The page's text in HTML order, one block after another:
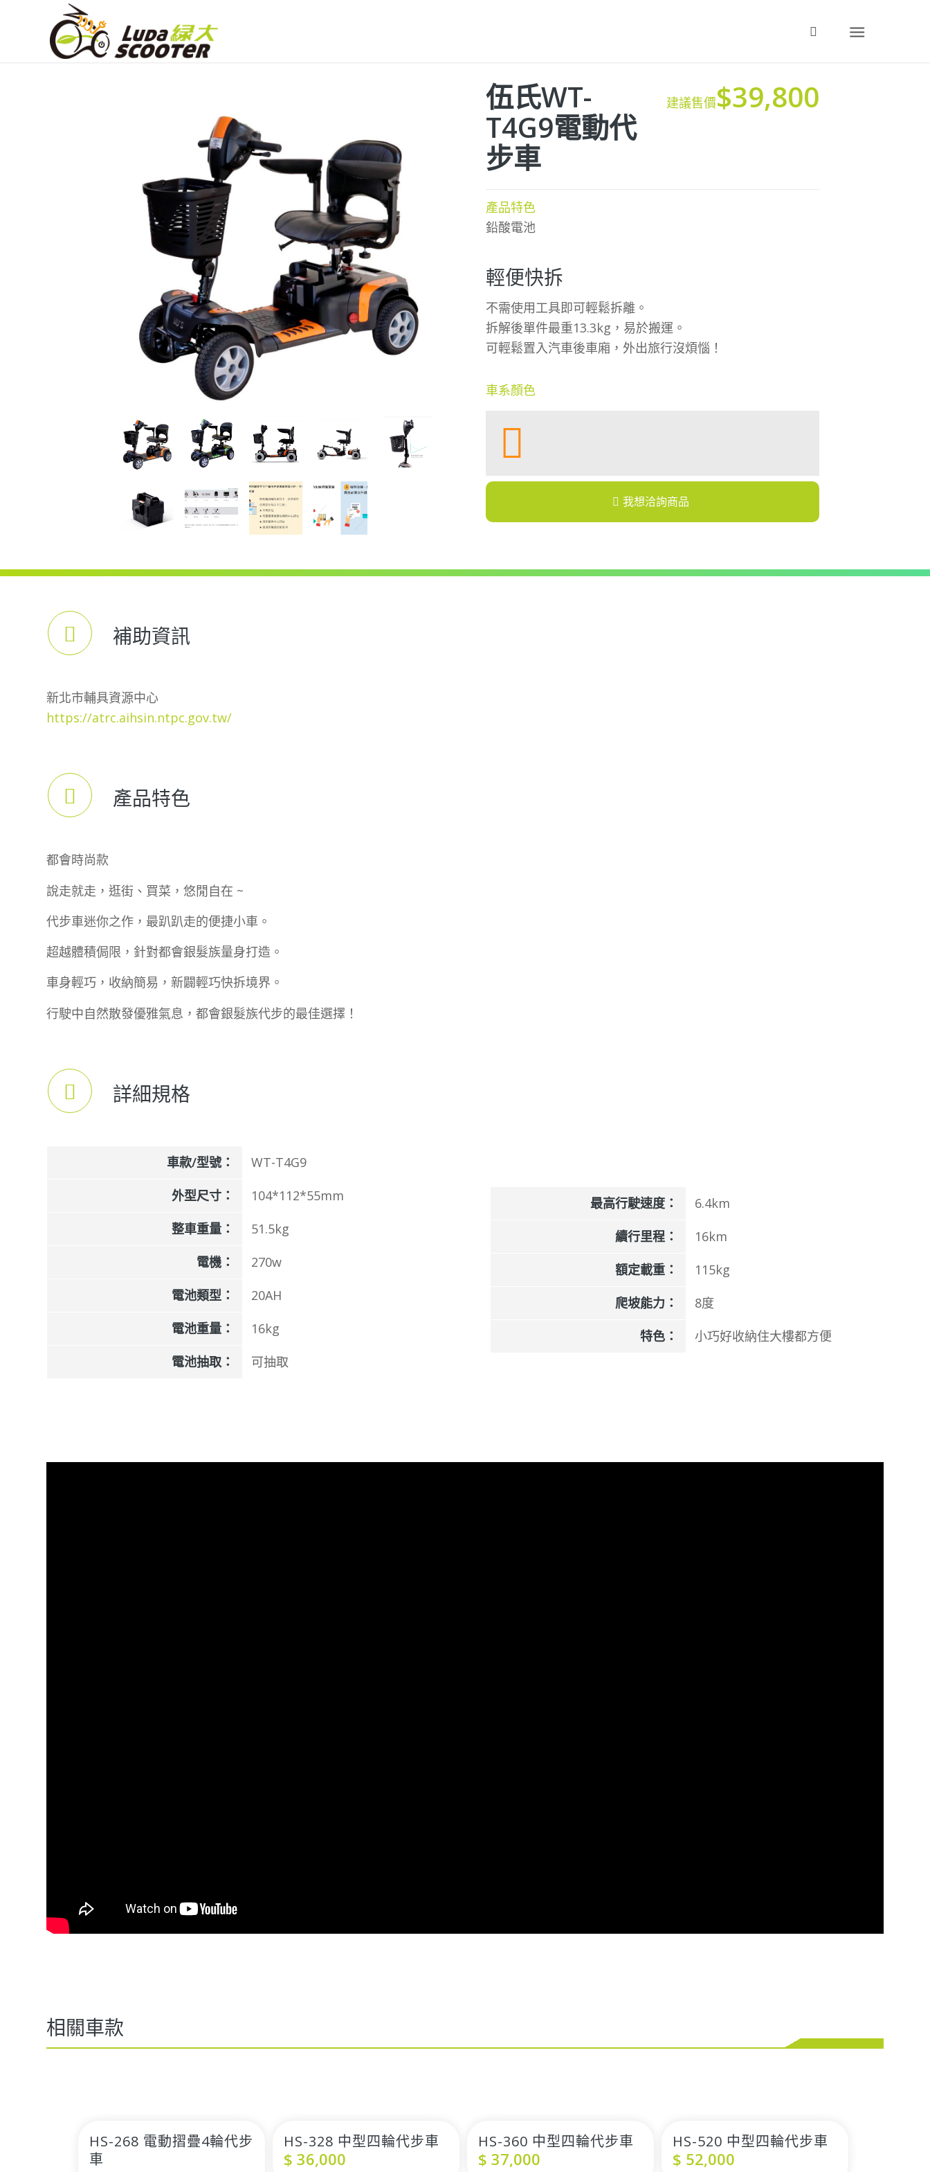
伍氏WT-
T4G9電動代
步車
建議售價$39,800
產品特色
鉛酸電池
輕便快拆
不需使用工具即可輕鬆拆離。
拆解後單件最重13.3kg，易於搬運。
可輕鬆置入汽車後車廂，外出旅行沒煩惱！
車系顏色
我想洽詢商品
補助資訊
新北市輔具資源中心
https://atrc.aihsin.ntpc.gov.tw/
產品特色
都會時尚款
說走就走，逛街、買菜，悠閒自在 ~
代步車迷你之作，最趴趴走的便捷小車。
超越體積侷限，針對都會銀髮族量身打造。
車身輕巧，收納簡易，新闢輕巧快拆境界。
行駛中自然散發優雅氣息，都會銀髮族代步的最佳選擇！
詳細規格
車款/型號：
WT-T4G9
外型尺寸：
104*112*55mm
整車重量：
51.5kg
電機：
270w
電池類型：
20AH
電池重量：
16kg
電池抽取：
可抽取
最高行駛速度：
6.4km
續行里程：
16km
額定載重：
115kg
爬坡能力：
8度
特色：
小巧好收納住大樓都方便
相關車款
HS-268 電動摺疊4輪代步
車
HS-328 中型四輪代步車
$ 36,000
HS-360 中型四輪代步車
$ 37,000
HS-520 中型四輪代步車
$ 52,000